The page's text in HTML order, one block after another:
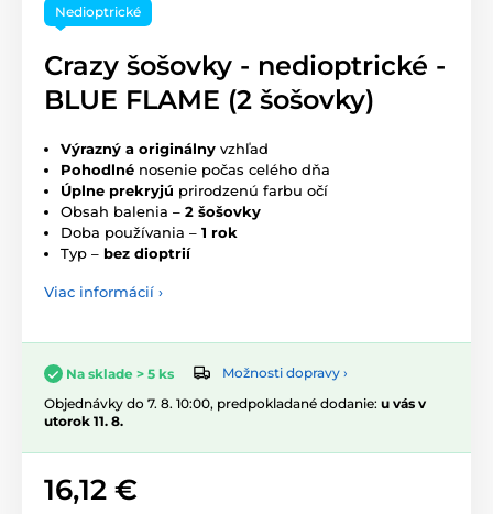
Nedioptrické
Crazy šošovky - nedioptrické -
BLUE FLAME (2 šošovky)
Výrazný a originálny vzhľad
Pohodlné nosenie počas celého dňa
Úplne prekryjú prirodzenú farbu očí
Obsah balenia – 2 šošovky
Doba používania – 1 rok
Typ – bez dioptrií
Viac informácií ›
Na sklade > 5 ks
Možnosti dopravy ›
Objednávky do 7. 8. 10:00, predpokladané dodanie: u vás v
utorok 11. 8.
16,12 €